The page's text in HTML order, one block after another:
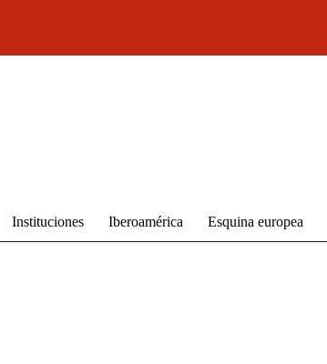
Instituciones Iberoamérica Esquina europea